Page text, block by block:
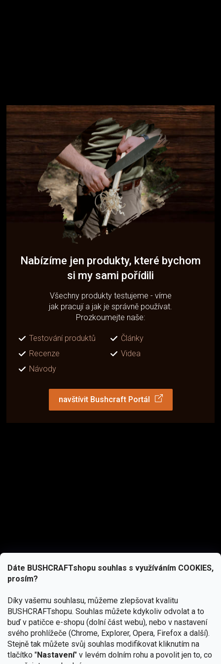
Dáte BUSHCRAFTshopu souhlas s využíváním COOKIES,
prosím?
Díky vašemu souhlasu, můžeme zlepšovat kvalitu
BUSHCRAFTshopu. Souhlas můžete kdykoliv odvolat a to
buď v patičce e-shopu (dolní část webu), nebo v nastavení
svého prohlížeče (Chrome, Explorer, Opera, Firefox a další).
Stejně tak můžete svůj souhlas modifikovat kliknutím na
tlačítko "Nastavení" v levém dolním rohu a povolit jen to, co
Nabízíme jen produkty, které bychom
si my sami pořídili
Všechny produkty testujeme - víme
jak pracují a jak je správně používat.
Prozkoumejte naše:
Testování produktů
Články
Recenze
Videa
Návody
navštívit Bushcraft Portál